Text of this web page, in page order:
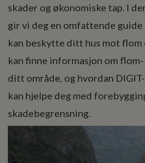
skader og økonomiske tap. I
gir vi deg en omfattende
kan beskytte ditt hus mot flom
kan finne informasjon om
ditt område, og hvordan
kan hjelpe deg med
skadebegrensning.